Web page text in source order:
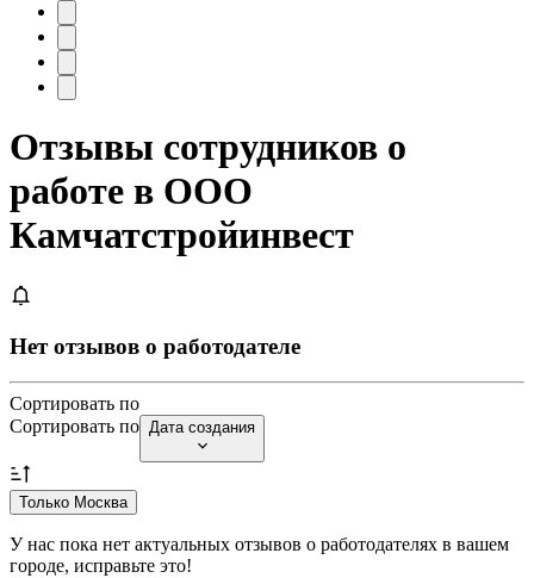
Отзывы сотрудников о
работе в ООО
Камчатстройинвест
Нет отзывов о работодателе
Сортировать по
Сортировать по Дата создания
Только Москва
У нас пока нет актуальных отзывов о работодателях в вашем
городе, исправьте это!